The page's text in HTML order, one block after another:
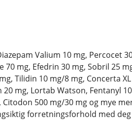
Valium 10 mg, Percocet
70 mg, Efedrin 30 mg, Sobril 25
Tilidin 10 mg/8 mg, Concerta
mg, Lortab Watson, Fentanyl
Citodon 500 mg/30 mg og mye
forretningsforhold med